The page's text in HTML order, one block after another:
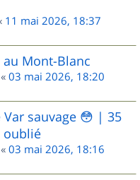
11 mai 2026, 18:37
au Mont-Blanc
« 03 mai 2026, 18:20
sauvage 😳 | 35
oublié
« 03 mai 2026, 18:16